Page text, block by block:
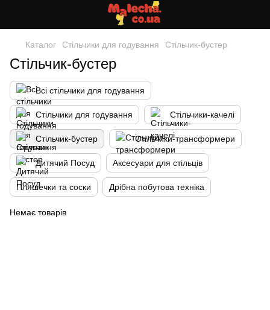
Каталог Стільчики для годування Стільчик-бустер
Стільчик-бустер
Всі стільчики для годування
Стільчики для годування Стільчики-качелі
Стільчик-бустер Стільчики-трансформери
Дитячий Посуд Аксесуари для стільців
Пляшечки та соски Дрібна побутова техніка
Немає товарів